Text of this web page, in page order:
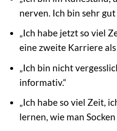
nerven. Ich bin sehr gut
„Ich habe jetzt so viel
eine zweite Karriere
„Ich bin nicht
informativ.“
„Ich habe so viel Zeit,
lernen, wie man Socken